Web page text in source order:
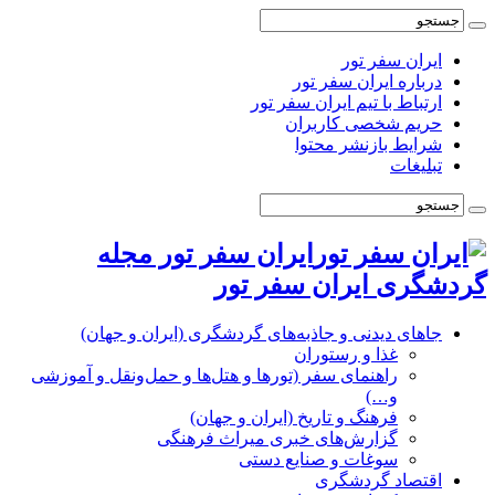
ایران سفر تور
درباره ایران سفر تور
ارتباط با تیم ایران سفر تور
حریم شخصی کاربران
شرایط بازنشر محتوا
تبلیغات
ایران سفر تور مجله
گردشگری ایران سفر تور
جاهای دیدنی و جاذبه‌های گردشگری (ایران و جهان)
غذا و رستوران
راهنمای سفر (تورها و هتل‌ها و حمل‌و‌نقل و آموزشی
و…)
فرهنگ و تاریخ (ایران و جهان)
گزارش‌های خبری میراث فرهنگی
سوغات و صنایع دستی
اقتصاد گردشگری